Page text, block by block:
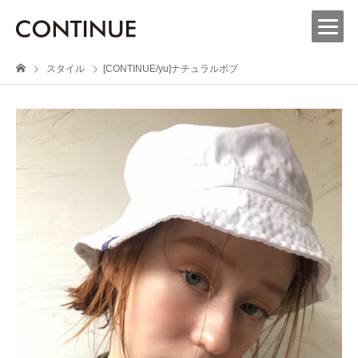
スタイル [CONTINUE/yu]ナチュラルボブ